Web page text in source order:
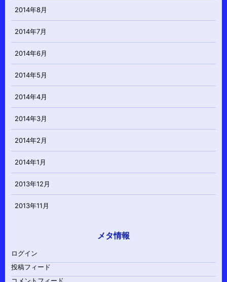
2014年8月
2014年7月
2014年6月
2014年5月
2014年4月
2014年3月
2014年2月
2014年1月
2013年12月
2013年11月
メタ情報
ログイン
投稿フィード